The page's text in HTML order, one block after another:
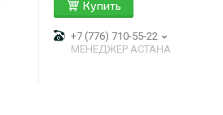
Купить
+7 (776) 710-55-22
МЕНЕДЖЕР АСТАНА